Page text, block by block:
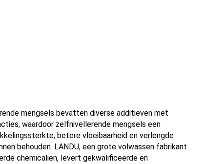
mengsels bevatten diverse additieven met
waardoor zelfnivellerende mengsels een
betere vloeibaarheid en verlengde
behouden. LANDU, een grote volwassen fabrikant
chemicaliën, levert gekwalificeerde en